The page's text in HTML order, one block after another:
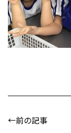
←前の記事